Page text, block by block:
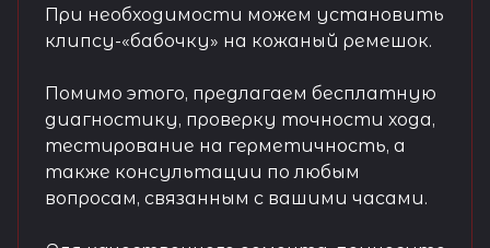
При необходимости можем установить
клипсу-«бабочку» на кожаный ремешок.
Помимо этого, предлагаем бесплатную
диагностику, проверку точности хода,
тестирование на герметичность, а
также консультации по любым
вопросам, связанным с вашими часами.